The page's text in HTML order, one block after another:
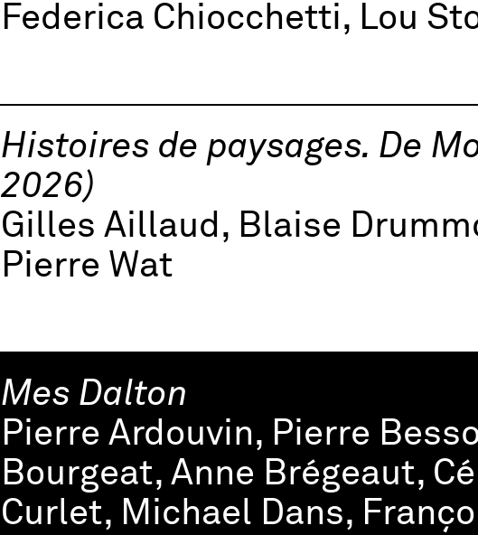
Federica Chiocchetti, Lou
Histoires de paysages. De
2026)
Gilles Aillaud, Blaise
Pierre Wat
Mes Dalton
Pierre Ardouvin, Pierre
Bourgeat, Anne Brégeaut,
Curlet, Michael Dans,